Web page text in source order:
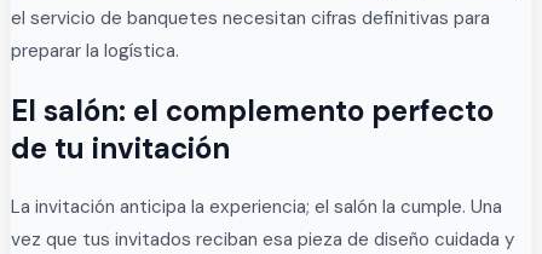
el servicio de banquetes necesitan cifras definitivas para
preparar la logística.
El salón: el complemento perfecto
de tu invitación
La invitación anticipa la experiencia; el salón la cumple. Una
vez que tus invitados reciban esa pieza de diseño cuidada y